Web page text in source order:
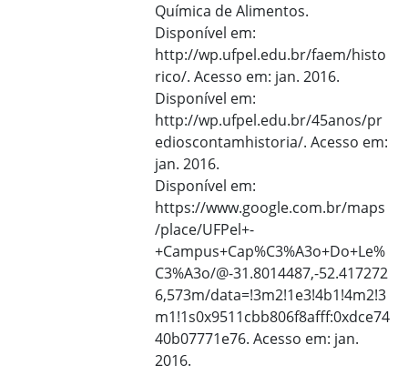
Química de Alimentos.
Disponível em:
http://wp.ufpel.edu.br/faem/histo
rico/. Acesso em: jan. 2016.
Disponível em:
http://wp.ufpel.edu.br/45anos/pr
edioscontamhistoria/. Acesso em:
jan. 2016.
Disponível em:
https://www.google.com.br/maps
/place/UFPel+-
+Campus+Cap%C3%A3o+Do+Le%
C3%A3o/@-31.8014487,-52.417272
6,573m/data=!3m2!1e3!4b1!4m2!3
m1!1s0x9511cbb806f8afff:0xdce74
40b07771e76. Acesso em: jan.
2016.